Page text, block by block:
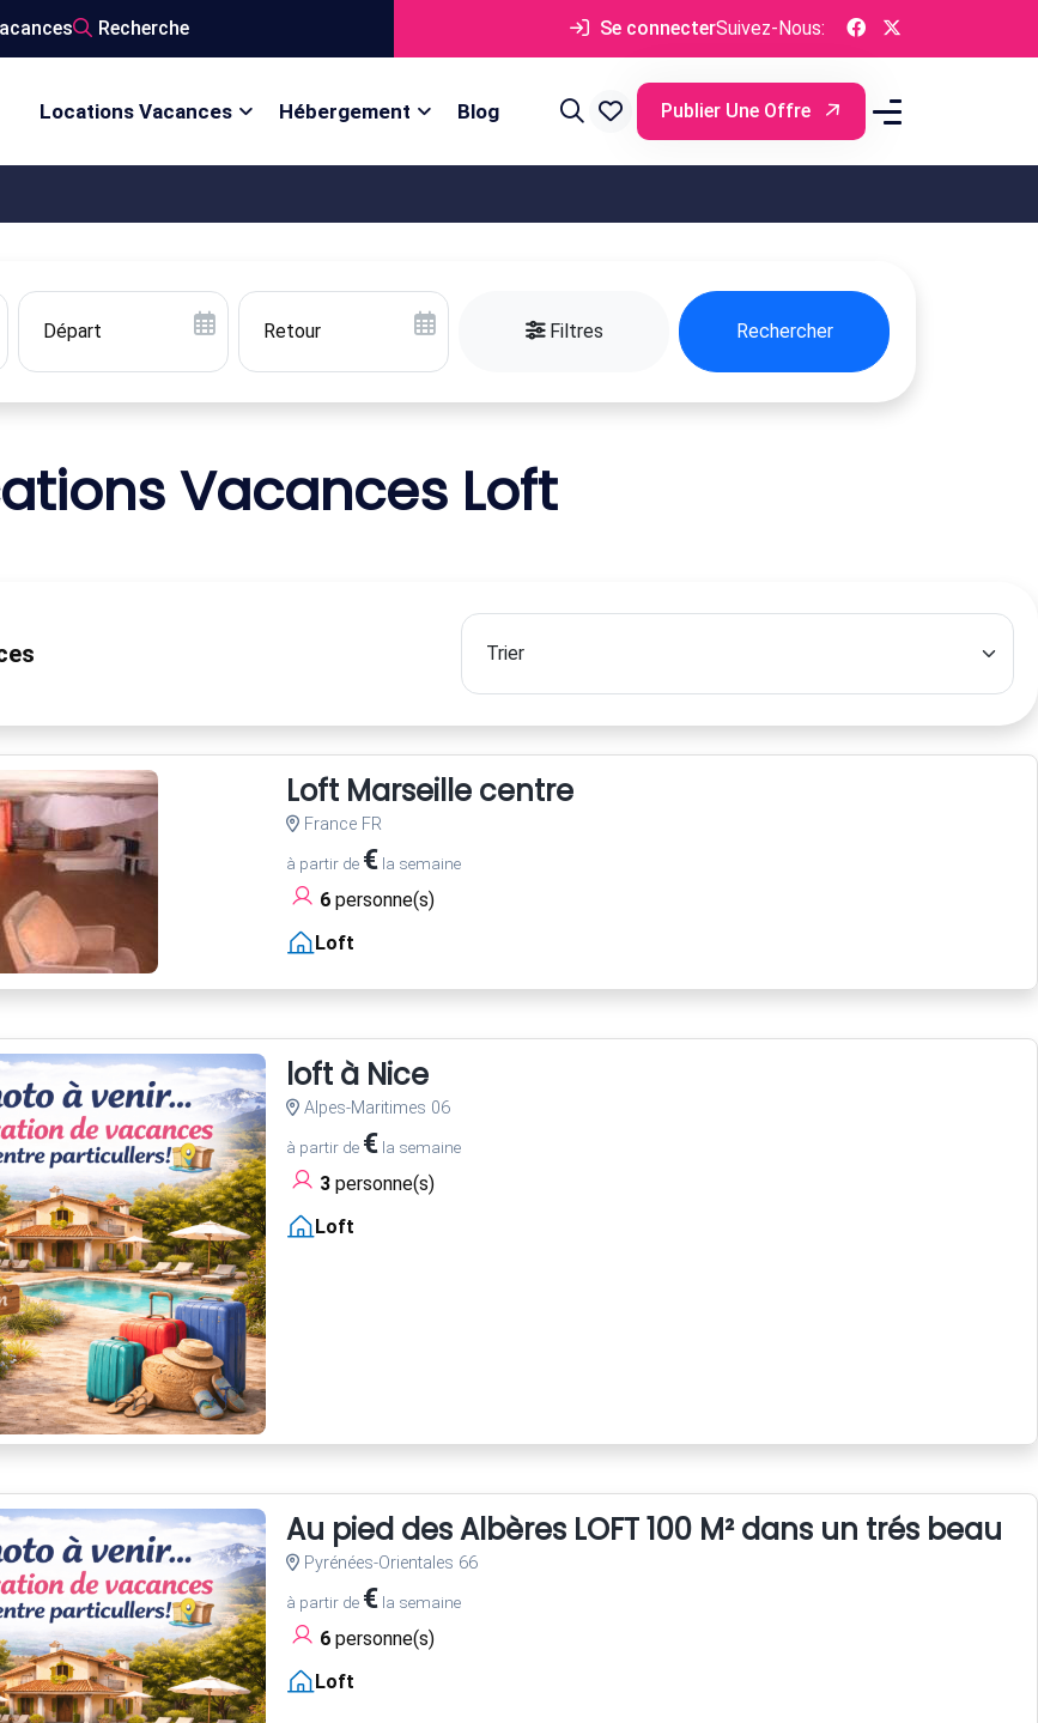
Recherche Se connecterSuivez-Nous:
Locations Vacances Hébergement Blog Publier Une Offre
Filtres Rechercher
Vacances Loft
Loft Marseille centre
France FR
à partir de €la semaine
6personne(s)
Loft
loft à Nice
Alpes-Maritimes 06
à partir de €la semaine
3personne(s)
Loft
Au pied des Albères LOFT 100 M² dans un trés beau
Pyrénées-Orientales 66
à partir de €la semaine
6personne(s)
Loft